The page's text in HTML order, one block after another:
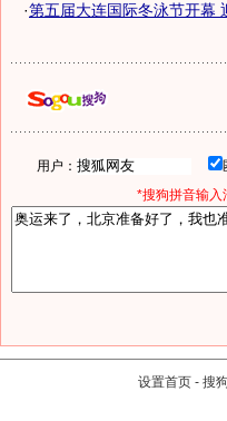
·第五届大连国际冬泳节开幕
用户：
*搜狗拼音输入
设置首页 - 搜